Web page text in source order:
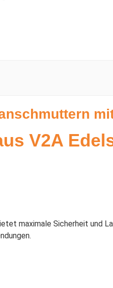
V2A
maximale Sicherheit und